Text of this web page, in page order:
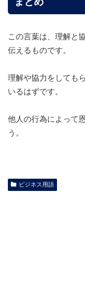
この言葉は、理解と
伝えるものです。
理解や協力をしても
いるはずです。
他人の行為によって
う。
ビジネス用語